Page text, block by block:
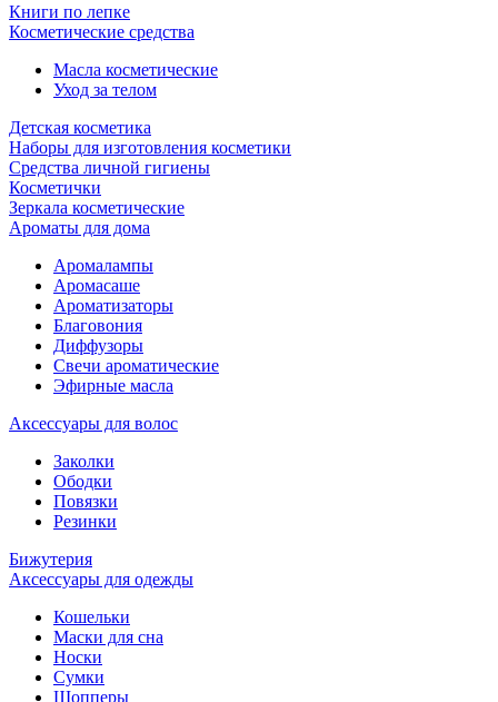
Книги по лепке
Косметические средства
Масла косметические
Уход за телом
Детская косметика
Наборы для изготовления косметики
Средства личной гигиены
Косметички
Зеркала косметические
Ароматы для дома
Аромалампы
Аромасаше
Ароматизаторы
Благовония
Диффузоры
Свечи ароматические
Эфирные масла
Аксессуары для волос
Заколки
Ободки
Повязки
Резинки
Бижутерия
Аксессуары для одежды
Кошельки
Маски для сна
Носки
Сумки
Шопперы